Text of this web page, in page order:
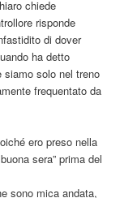
chiede
risponde
di dover
ha detto
siamo solo nel treno
frequentato da
ero preso nella
sera” prima del
sono mica andata,